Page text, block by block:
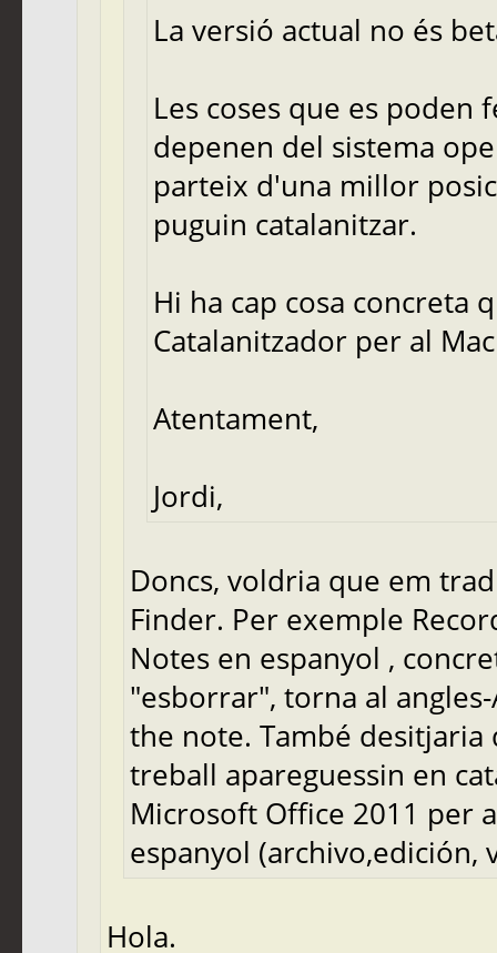
La versió actual no és
Les coses que es
depenen del sistema
parteix d'una millor
puguin catalanitzar.
Hi ha cap cosa concreta
Catalanitzador per al
Atentament,
Jordi,
Doncs, voldria que em
Finder. Per exemple
Notes en espanyol ,
"esborrar", torna al
the note. També desitjaria
treball apareguessin en
Microsoft Office 2011 per
espanyol (archivo,edición,
Hola.